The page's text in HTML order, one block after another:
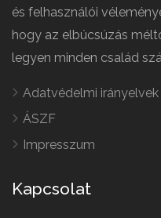
és felhasználói
hogy az elbúcsúzás
legyen minden család
Adatvédelmi irányelvek
ÁSZF
Impresszum
Kapcsolat